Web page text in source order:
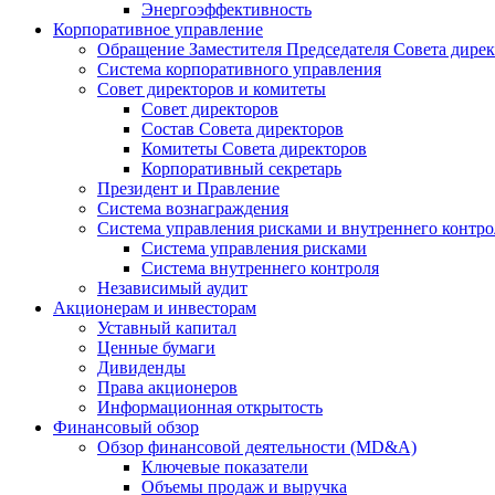
Энергоэффективность
Корпоративное управление
Обращение Заместителя Председателя Совета
Система корпоративного управления
Совет директоров и комитеты
Совет директоров
Состав Совета директоров
Комитеты Совета директоров
Корпоративный секретарь
Президент и Правление
Система вознаграждения
Система управления рисками и внутреннего
Система управления рисками
Система внутреннего контроля
Независимый аудит
Акционерам и инвесторам
Уставный капитал
Ценные бумаги
Дивиденды
Права акционеров
Информационная открытость
Финансовый обзор
Обзор финансовой деятельности (MD&A)
Ключевые показатели
Объемы продаж и выручка